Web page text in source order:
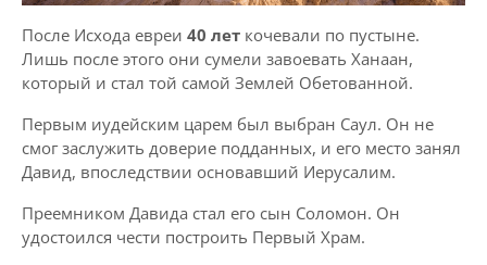
После Исхода евреи 40 лет кочевали по пустыне.
Лишь после этого они сумели завоевать Ханаан,
который и стал той самой Землей Обетованной.
Первым иудейским царем был выбран Саул. Он не
смог заслужить доверие подданных, и его место занял
Давид, впоследствии основавший Иерусалим.
Преемником Давида стал его сын Соломон. Он
удостоился чести построить Первый Храм.